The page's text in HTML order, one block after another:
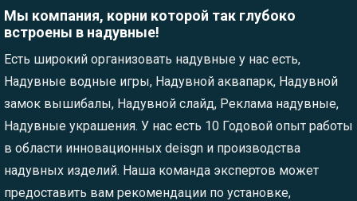
Мы компания, корни которой так глубоко
встроены в надувные!
Есть широкий организовать надувные у нас есть,
Надувные водные игры, Надувной аквапарк, Надувной
замок вышибалы, Надувной слайд, Реклама надувные,
Надувные украшения. У нас есть 10 Годовой опыт работы
в области инновационных deisgn и производства
надувных изделий. Наша команда экспертов может
предоставить вам рекомендации по установке,